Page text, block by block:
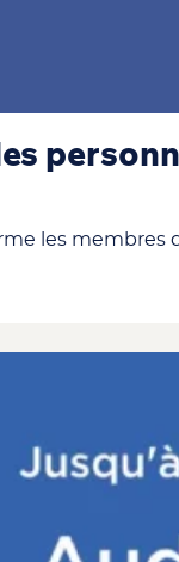
les membres